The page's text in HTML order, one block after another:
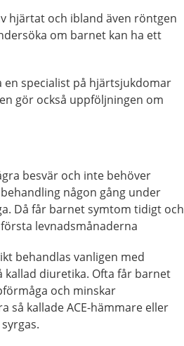
hjärtat och ibland även röntgen
om barnet kan ha ett
specialist på hjärtsjukdomar
gör också uppföljningen om
besvär och inte behöver
någon gång under
Då får barnet symtom tidigt och
levnadsmånaderna
behandlas vanligen med
diuretika. Ofta får barnet
och minskar
så kallade ACE-hämmare eller